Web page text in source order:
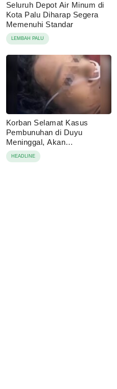
Seluruh Depot Air Minum di
Kota Palu Diharap Segera
Memenuhi Standar
LEMBAH PALU
Korban Selamat Kasus
Pembunuhan di Duyu
Meninggal, Akan
Dimakamkan di Palopo
HEADLINE